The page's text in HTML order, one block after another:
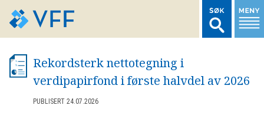
TIL FORSIDEN
Rekordsterk nettotegning i
verdipapirfond i første halvdel av 2026
PUBLISERT 24.07.2026